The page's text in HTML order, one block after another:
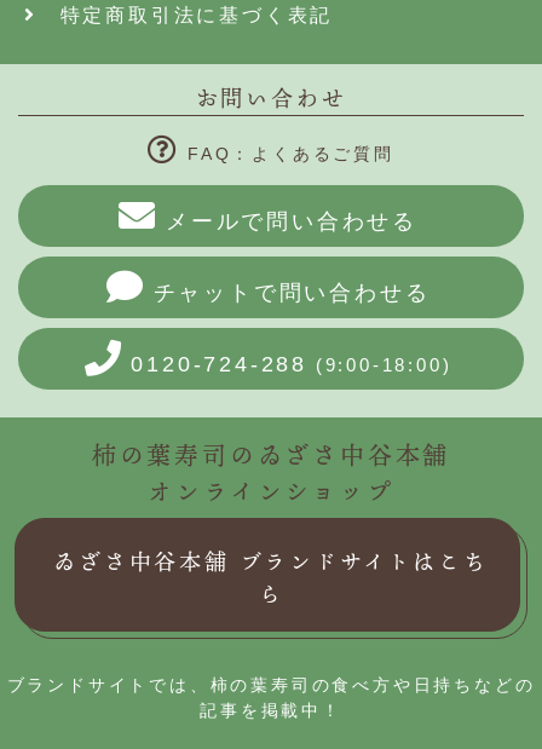
特定商取引法に基づく表記
お問い合わせ
FAQ：よくあるご質問
メールで問い合わせる
チャットで問い合わせる
0120-724-288 (9:00-18:00)
柿の葉寿司のゐざさ中谷本舗
オンラインショップ
ゐざさ中谷本舗 ブランドサイトはこち
ら
ブランドサイトでは、柿の葉寿司の食べ方や日持ちなどの
記事を掲載中！